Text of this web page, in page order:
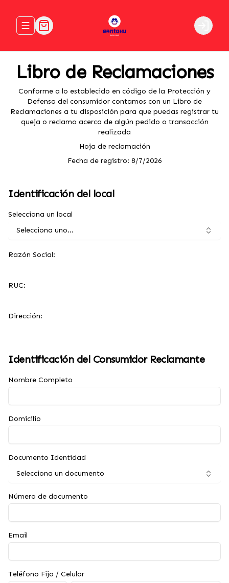
Abrir menu de navegación Login
Libro de Reclamaciones
Conforme a lo establecido en código de la Protección y
Defensa del consumidor contamos con un Libro de
Reclamaciones a tu disposición para que puedas registrar tu
queja o reclamo acerca de algún pedido o transacción
realizada
Hoja de reclamación
Fecha de registro: 8/7/2026
Identificación del local
Selecciona un local
Selecciona uno...
Razón Social:
RUC:
Dirección:
Identificación del Consumidor Reclamante
Nombre Completo
Domicilio
Documento Identidad
Selecciona un documento
Número de documento
Email
Teléfono Fijo / Celular